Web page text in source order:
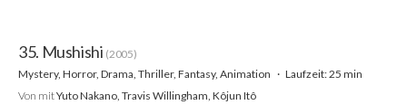
35. Mushishi (2005)
Mystery, Horror, Drama, Thriller, Fantasy, Animation
Laufzeit: 25 min
Von mitYuto Nakano, Travis Willingham, Kôjun Itô